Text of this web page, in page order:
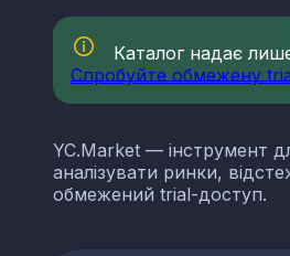
Каталог надає
Спробуйте обмежену
YC.Market — інструмент
аналізувати ринки,
обмежений trial-доступ.